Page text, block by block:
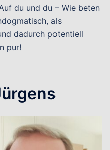
du und du – Wie beten
als
dadurch potentiell
pur!